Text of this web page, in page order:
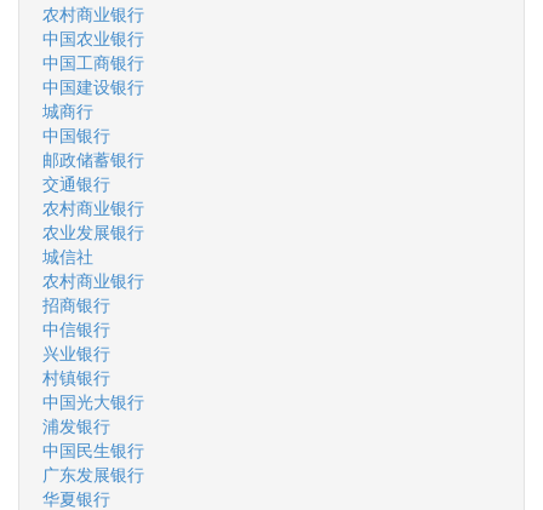
农村商业银行
中国农业银行
中国工商银行
中国建设银行
城商行
中国银行
邮政储蓄银行
交通银行
农村商业银行
农业发展银行
城信社
农村商业银行
招商银行
中信银行
兴业银行
村镇银行
中国光大银行
浦发银行
中国民生银行
广东发展银行
华夏银行